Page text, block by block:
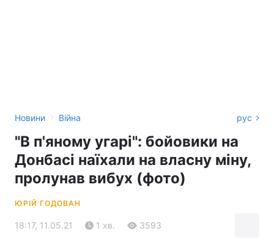
Новини › Війна рус
"В п'яному угарі": бойовики на
Донбасі наїхали на власну міну,
пролунав вибух (фото)
ЮРІЙ ГОДОВАН
18:17, 11.05.21 1 хв. 3593